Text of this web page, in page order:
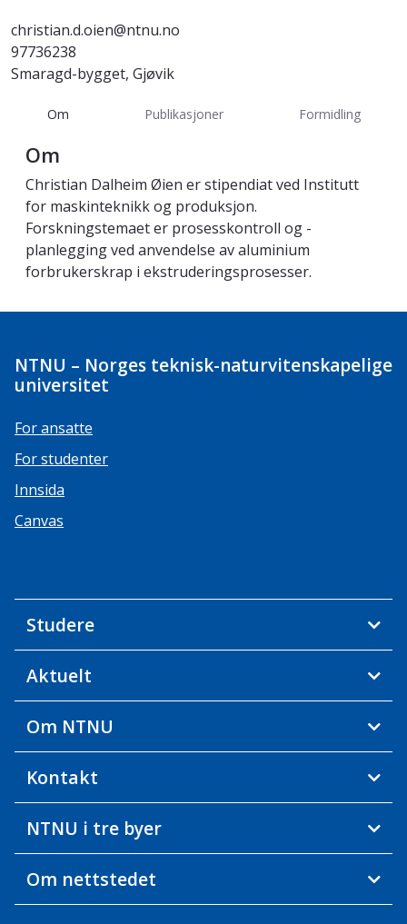
christian.d.oien@ntnu.no
97736238
Smaragd-bygget, Gjøvik
Om Publikasjoner Formidling
Om
Christian Dalheim Øien er stipendiat ved Institutt
for maskinteknikk og produksjon.
Forskningstemaet er prosesskontroll og -
planlegging ved anvendelse av aluminium
forbrukerskrap i ekstruderingsprosesser.
NTNU – Norges teknisk-naturvitenskapelige
universitet
For ansatte
For studenter
Innsida
Canvas
Studere
Aktuelt
Om NTNU
Kontakt
NTNU i tre byer
Om nettstedet